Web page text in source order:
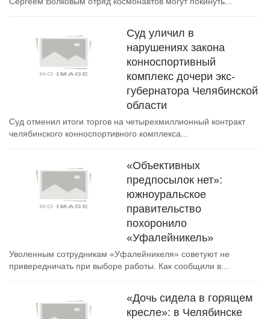
Суд уличил в
нарушениях закона
конноспортивный
комплекс дочери экс-
губернатора Челябинской
области
Суд отменил итоги торгов на четырехмиллионный контракт
челябинского конноспортивного комплекса...
«Объективных
предпосылок нет»:
южноуральское
правительство
похоронило
«Уфалейникель»
Уволенным сотрудникам «Уфалейникеля» советуют не
привередничать при выборе работы. Как сообщили в...
«Дочь сидела в горящем
кресле»: в Челябинске